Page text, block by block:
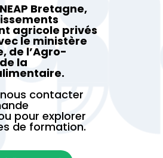
Bretagne,
agricole privés
le ministère
de l’Agro-
la
nous contacter
pour explorer
de formation.